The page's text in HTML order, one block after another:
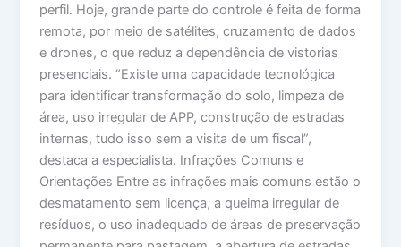
perfil. Hoje, grande parte do controle é feita de forma
remota, por meio de satélites, cruzamento de dados
e drones, o que reduz a dependência de vistorias
presenciais. “Existe uma capacidade tecnológica
para identificar transformação do solo, limpeza de
área, uso irregular de APP, construção de estradas
internas, tudo isso sem a visita de um fiscal”,
destaca a especialista. Infrações Comuns e
Orientações Entre as infrações mais comuns estão o
desmatamento sem licença, a queima irregular de
resíduos, o uso inadequado de áreas de preservação